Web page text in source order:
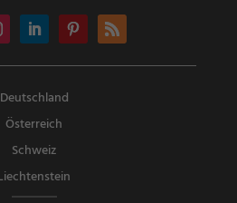
Deutschland
Österreich
Schweiz